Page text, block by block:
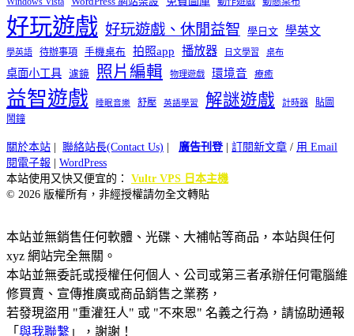
好玩遊戲 好玩遊戲、休閒益智 學日文 學英文
學英語 待辦事項 手機桌布 拍照app 播放器 日文學習 桌布
桌面小工具 濾鏡 照片編輯 物理遊戲 環境音 療癒
益智遊戲 睡眠音樂 舒壓 英語學習 解謎遊戲 計時器
貼圖
鬧鐘
關於本站 | 聯絡站長(Contact Us) | 廣告刊登| 訂閱新文章 / 用 Email
閱電子報 | WordPress
本站使用又快又便宜的： Vultr VPS 日本主機
© 2026 版權所有，非經授權請勿全文轉貼
本站並無銷售任何軟體、光碟、大補帖等商品，本站與任何
xyz 網站完全無關。
本站並無委託或授權任何個人、公司或第三者承辦任何電腦維
修買賣、宣傳推廣或商品銷售之業務，
若發現盜用 "重灌狂人" 或 "不來恩" 名義之行為，請協助通報
「 與我聯繫 」，謝謝！